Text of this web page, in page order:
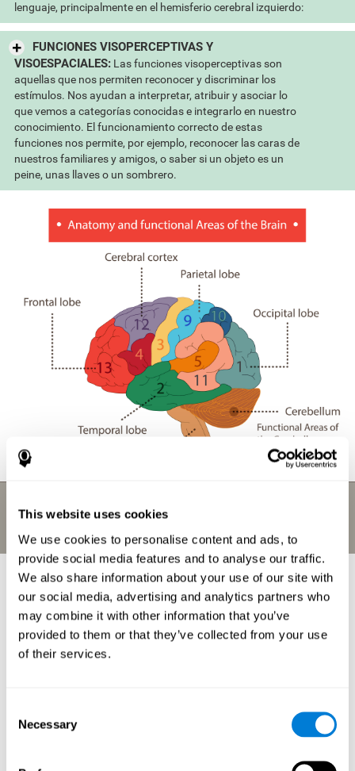
This website uses cookies
We use cookies to personalise content and ads, to
provide social media features and to analyse our traffic.
We also share information about your use of our site with
our social media, advertising and analytics partners who
may combine it with other information that you’ve
provided to them or that they’ve collected from your use
of their services.
Selection
Necessary
lenguaje, principalmente en el hemisferio cerebral izquierdo:
FUNCIONES VISOPERCEPTIVAS Y
VISOESPACIALES:Las funciones visoperceptivas son
aquellas que nos permiten reconocer y discriminar los
estímulos. Nos ayudan a interpretar, atribuir y asociar lo
que vemos a categorías conocidas e integrarlo en nuestro
conocimiento. El funcionamiento correcto de estas
funciones nos permite, por ejemplo, reconocer las caras de
nuestros familiares y amigos, o saber si un objeto es un
peine, unas llaves o un sombrero.
¿Para qué utilizamos las
funciones cerebrales?
En el curso de un solo día, utilizamos nuestras funciones
cerebrales continuamente, se realizan miles de tareas físicas que
diferentes tus
y funciones cerebrales:
cerebro? Cuando estás cocinando, tienes que atender a